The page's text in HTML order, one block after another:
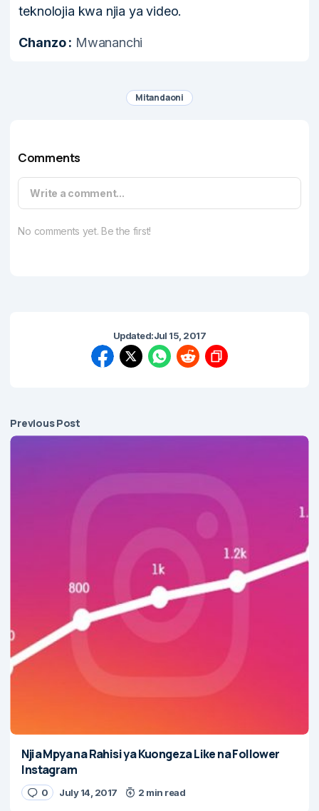
teknolojia kwa njia ya video.
Chanzo : Mwananchi
Mitandaoni
Comments
Write a comment...
No comments yet. Be the first!
Updated:Jul 15, 2017
Previous Post
Njia Mpya na Rahisi ya Kuongeza Like na Follower
Instagram
0 July 14, 2017 2 min read